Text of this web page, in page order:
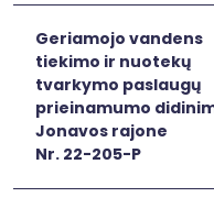
Geriamojo vandens
tiekimo ir nuotekų
tvarkymo paslaugų
prieinamumo
Jonavos rajone
Nr. 22-205-P